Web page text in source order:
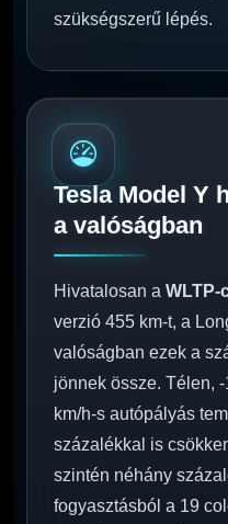
szükségszerű lépés.
Tesla Model Y
a valóságban
Hivatalosan a WLTP-
verzió 455 km-t, a
valóságban ezek a
jönnek össze. Télen,
km/h-s autópályás
százalékkal is
szintén néhány
fogyasztásból a 19